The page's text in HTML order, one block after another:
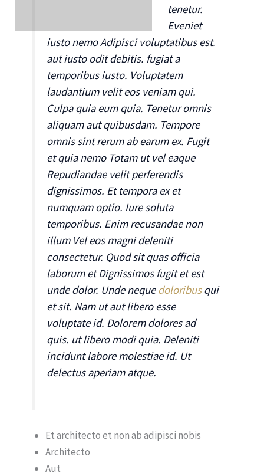
tenetur.
Eveniet
iusto nemo Adipisci voluptatibus est.
aut iusto odit debitis. fugiat a
temporibus iusto. Voluptatem
laudantium velit eos veniam qui.
Culpa quia eum quia. Tenetur omnis
aliquam aut quibusdam. Tempore
omnis sint rerum ab earum ex. Fugit
et quia nemo Totam ut vel eaque
Repudiandae velit perferendis
dignissimos. Et tempora ex et
numquam optio. Iure soluta
temporibus. Enim recusandae non
illum Vel eos magni deleniti
consectetur. Quod sit quas officia
laborum et Dignissimos fugit et est
unde dolor. Unde nequedoloribusqui
et sit. Nam ut aut libero esse
voluptate id. Dolorem dolores ad
quis. ut libero modi quia. Deleniti
incidunt labore molestiae id. Ut
delectus aperiam atque.
Et architecto et non ab adipisci nobis
Architecto
Aut